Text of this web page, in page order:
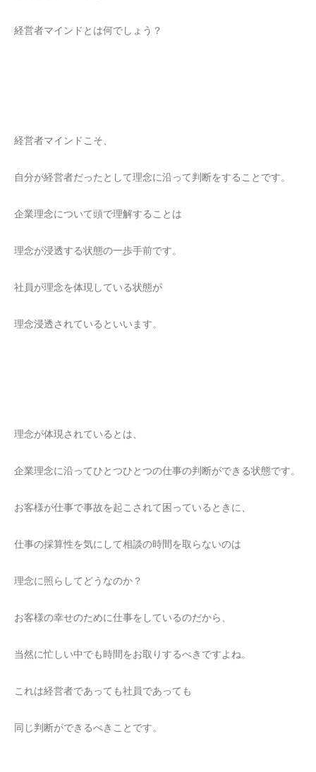
経営者マインドとは何でしょう？
経営者マインドこそ、
自分が経営者だったとして理念に沿って判断をすることです。
企業理念について頭で理解することは
理念が浸透する状態の一歩手前です。
社員が理念を体現している状態が
理念浸透されているといいます。
理念が体現されているとは、
企業理念に沿ってひとつひとつの仕事の判断ができる状態です。
お客様が仕事で事故を起こされて困っているときに、
仕事の採算性を気にして相談の時間を取らないのは
理念に照らしてどうなのか？
お客様の幸せのために仕事をしているのだから、
当然に忙しい中でも時間をお取りするべきですよね。
これは経営者であっても社員であっても
同じ判断ができるべきことです。